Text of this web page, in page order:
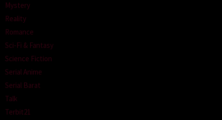
Mystery
Reality
Romance
Sci-Fi & Fantasy
Science Fiction
Serial Anime
Serial Barat
Talk
Terbit21